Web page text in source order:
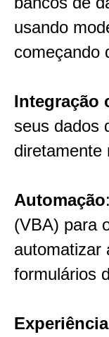
usando
começando
Integração
seus dados
diretamente
Automação
(VBA) para
automatizar
formulários